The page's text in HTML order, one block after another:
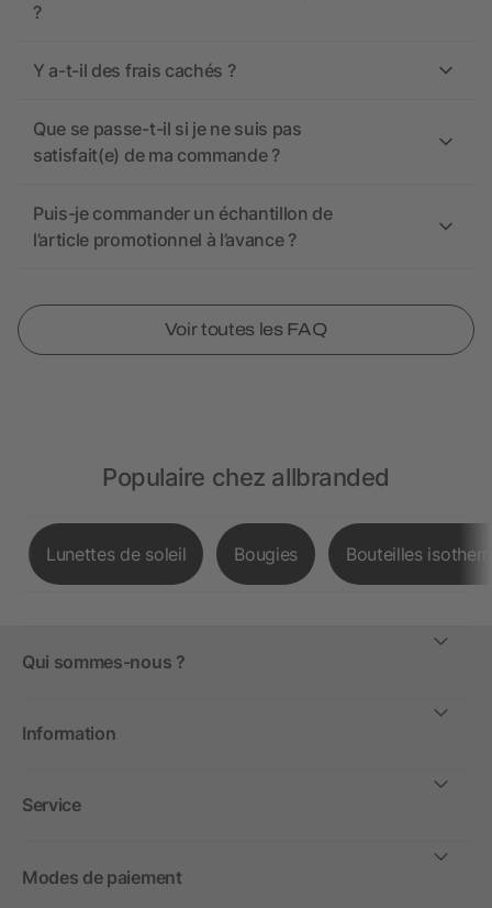
?
Y a-t-il des frais cachés ?
Que se passe-t-il si je ne suis pas
satisfait(e) de ma commande ?
Puis-je commander un échantillon de
l’article promotionnel à l’avance ?
Voir toutes les FAQ
Populaire chez allbranded
Lunettes de soleil Bougies Bouteilles
Qui sommes-nous ?
Information
Service
Modes de paiement